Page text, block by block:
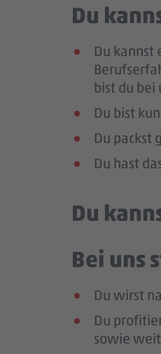
Du
Du kannst
bist du
Du bist
Du packst
Du hast
Du
Bei uns
Du wirst
Du
sowie